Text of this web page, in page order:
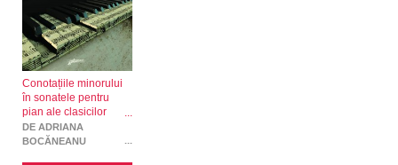
Conotațiile minorului
în sonatele pentru
pian ale clasicilor
vienezi
DE ADRIANA
BOCĂNEANU